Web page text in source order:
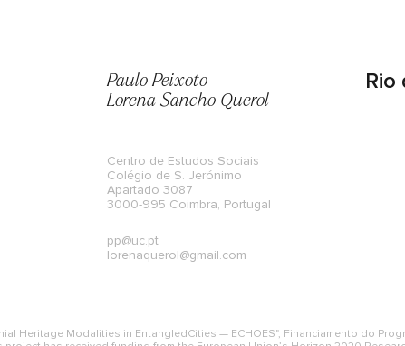
Paulo Peixoto
Lorena Sancho Querol
Centro de Estudos Sociais
Colégio de S. Jerónimo
Apartado 3087
3000-995 Coimbra, Portugal
pp@uc.pt
lorenaquerol@gmail.com
Rio
Heritage Modalities in EntangledCities — ECHOES", Financiamento do